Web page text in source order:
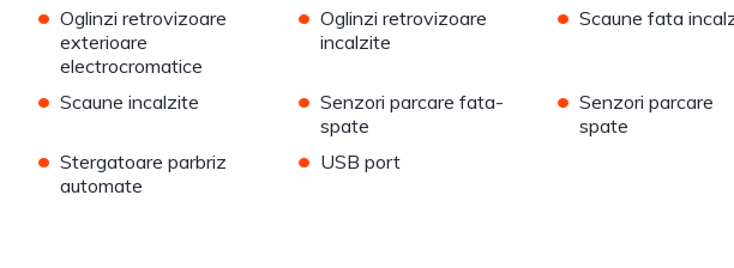
• Oglinzi retrovizoare
exterioare
electrocromatice
• Oglinzi retrovizoare
incalzite
• Scaune fata
• Scaune incalzite • Senzori parcare fata-
spate
• Senzori parcare
spate
• Stergatoare parbriz
automate
• USB port